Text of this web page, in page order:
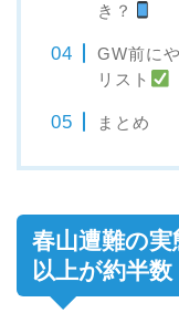
き？
GW前に
リスト
まとめ
春山遭難の
以上が約半数